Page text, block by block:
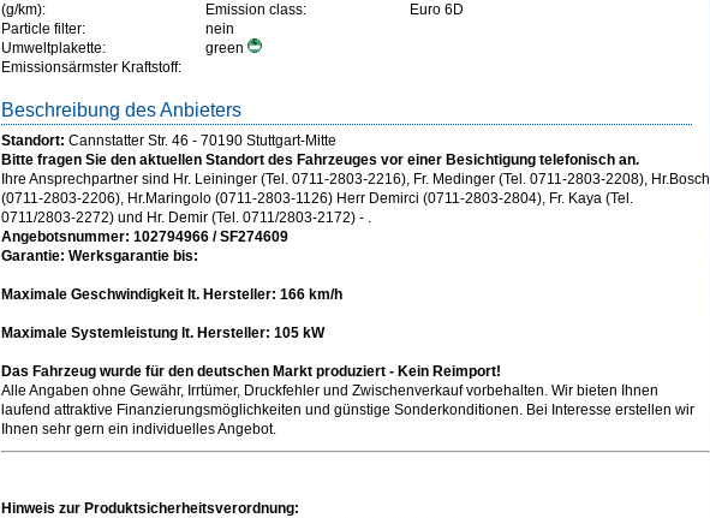
(g/km):
Emission class:
Euro 6D
Particle filter:
nein
Umweltplakette:
green
Emissionsärmster Kraftstoff:
Beschreibung des Anbieters
Standort: Cannstatter Str. 46 - 70190 Stuttgart-Mitte
Bitte fragen Sie den aktuellen Standort des Fahrzeuges vor einer Besichtigung telefonisch an.
Ihre Ansprechpartner sind Hr. Leininger (Tel. 0711-2803-2216), Fr. Medinger (Tel. 0711-2803-2208), Hr.Bosch
(0711-2803-2206), Hr.Maringolo (0711-2803-1126) Herr Demirci (0711-2803-2804), Fr. Kaya (Tel.
0711/2803-2272) und Hr. Demir (Tel. 0711/2803-2172) - .
Angebotsnummer: 102794966 / SF274609
Garantie: Werksgarantie bis:
Maximale Geschwindigkeit lt. Hersteller: 166 km/h
Maximale Systemleistung lt. Hersteller: 105 kW
Das Fahrzeug wurde für den deutschen Markt produziert - Kein Reimport!
Alle Angaben ohne Gewähr, Irrtümer, Druckfehler und Zwischenverkauf vorbehalten. Wir bieten Ihnen
laufend attraktive Finanzierungsmöglichkeiten und günstige Sonderkonditionen. Bei Interesse erstellen wir
Ihnen sehr gern ein individuelles Angebot.
Hinweis zur Produktsicherheitsverordnung: